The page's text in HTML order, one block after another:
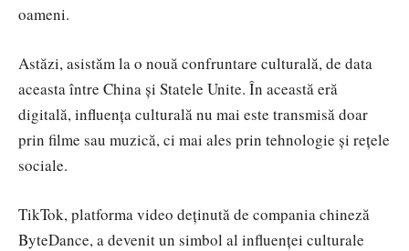
oameni.
Astăzi, asistăm la o nouă confruntare culturală, de data
aceasta între China și Statele Unite. În această eră
digitală, influența culturală nu mai este transmisă doar
prin filme sau muzică, ci mai ales prin tehnologie și rețele
sociale.
TikTok, platforma video deținută de compania chineză
ByteDance, a devenit un simbol al influenței culturale